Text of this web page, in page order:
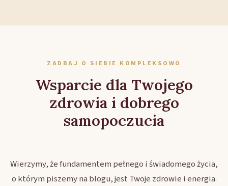
ZADBAJ O SIEBIE KOMPLEKSOWO
Wsparcie dla Twojego
zdrowia i dobrego
samopoczucia
Wierzymy, że fundamentem pełnego i świadomego życia,
o którym piszemy na blogu, jest Twoje zdrowie i energia.